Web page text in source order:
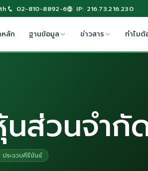
02-810-8892-6 IP: 216.73.216.230
หลัก ฐานข้อมูล ข่าวสาร ทำไมต้
นส่วนจำ
ประจวบคีรีขันธ์